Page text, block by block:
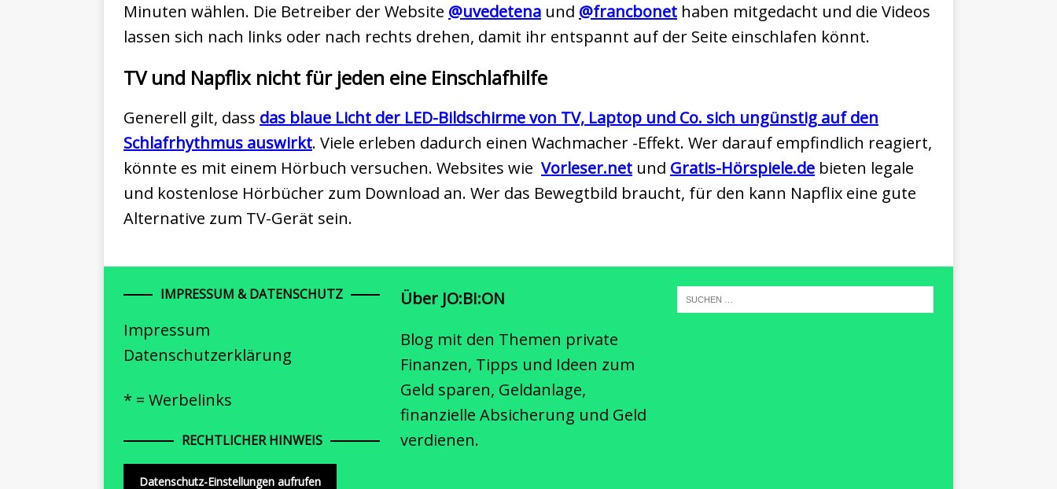
Minuten wählen. Die Betreiber der Website @uvedetena und @francbonet haben mitgedacht und die Videos
lassen sich nach links oder nach rechts drehen, damit ihr entspannt auf der Seite einschlafen könnt.
TV und Napflix nicht für jeden eine Einschlafhilfe
Generell gilt, dass das blaue Licht der LED-Bildschirme von TV, Laptop und Co. sich ungünstig auf den
Schlafrhythmus auswirkt. Viele erleben dadurch einen Wachmacher -Effekt. Wer darauf empfindlich reagiert,
könnte es mit einem Hörbuch versuchen. Websites wie Vorleser.net und Gratis-Hörspiele.de bieten legale
und kostenlose Hörbücher zum Download an. Wer das Bewegtbild braucht, für den kann Napflix eine gute
Alternative zum TV-Gerät sein.
IMPRESSUM & DATENSCHUTZ
Impressum
Datenschutzerklärung
* = Werbelinks
RECHTLICHER HINWEIS
Datenschutz-Einstellungen aufrufen
Über JO:BI:ON
Blog mit den Themen private
Finanzen, Tipps und Ideen zum
Geld sparen, Geldanlage,
finanzielle Absicherung und Geld
verdienen.